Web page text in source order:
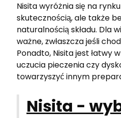
Nisita wyróżnia się na
skutecznością, ale także
naturalnością składu. Dla
ważne, zwłaszcza jeśli
Ponadto, Nisita jest łatwy
uczucia pieczenia czy
towarzyszyć innym
Nisita -